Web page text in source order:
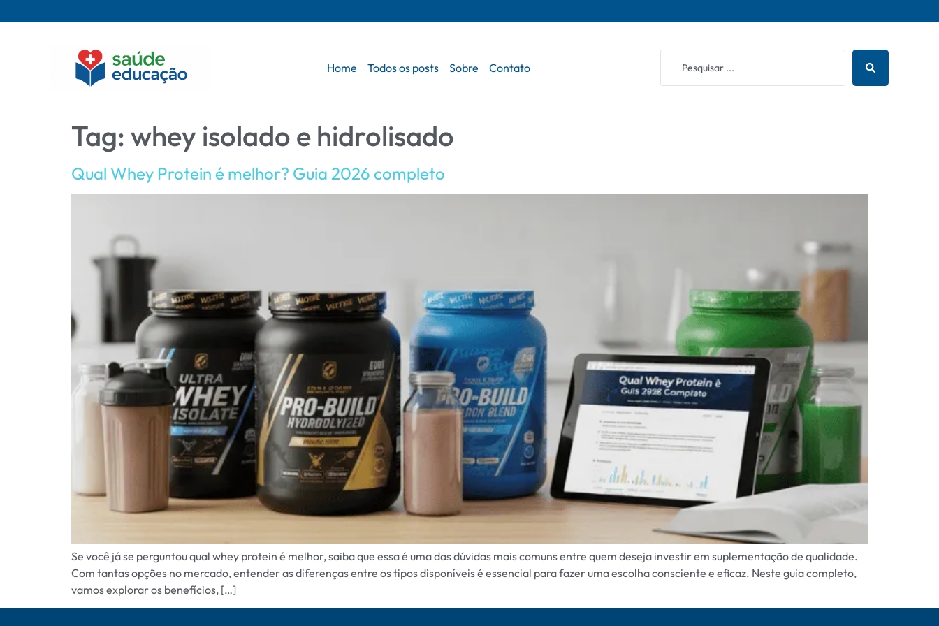
Home Todos os posts Sobre Contato
Tag: whey isolado e hidrolisado
Qual Whey Protein é melhor? Guia 2026 completo
Se você já se perguntou qual whey protein é melhor, saiba que essa é uma das dúvidas mais comuns entre quem deseja investir em suplementação de qualidade.
Com tantas opções no mercado, entender as diferenças entre os tipos disponíveis é essencial para fazer uma escolha consciente e eficaz. Neste guia completo,
vamos explorar os benefícios, […]